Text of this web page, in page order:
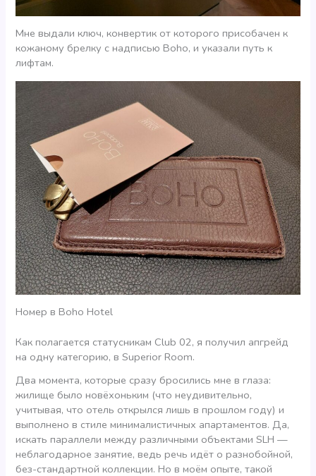
Мне выдали ключ, конвертик от которого присобачен к
кожаному брелку с надписью Boho, и указали путь к
лифтам.
Номер в Boho Hotel
Как полагается статусникам Club 02, я получил апгрейд
на одну категорию, в Superior Room.
Два момента, которые сразу бросились мне в глаза:
жилище было новёхоньким (что неудивительно,
учитывая, что отель открылся лишь в прошлом году) и
выполнено в стиле минималистичных апартаментов. Да,
искать параллели между различными объектами SLH —
неблагодарное занятие, ведь речь идёт о разнобойной,
без-стандартной коллекции. Но в моём опыте, такой